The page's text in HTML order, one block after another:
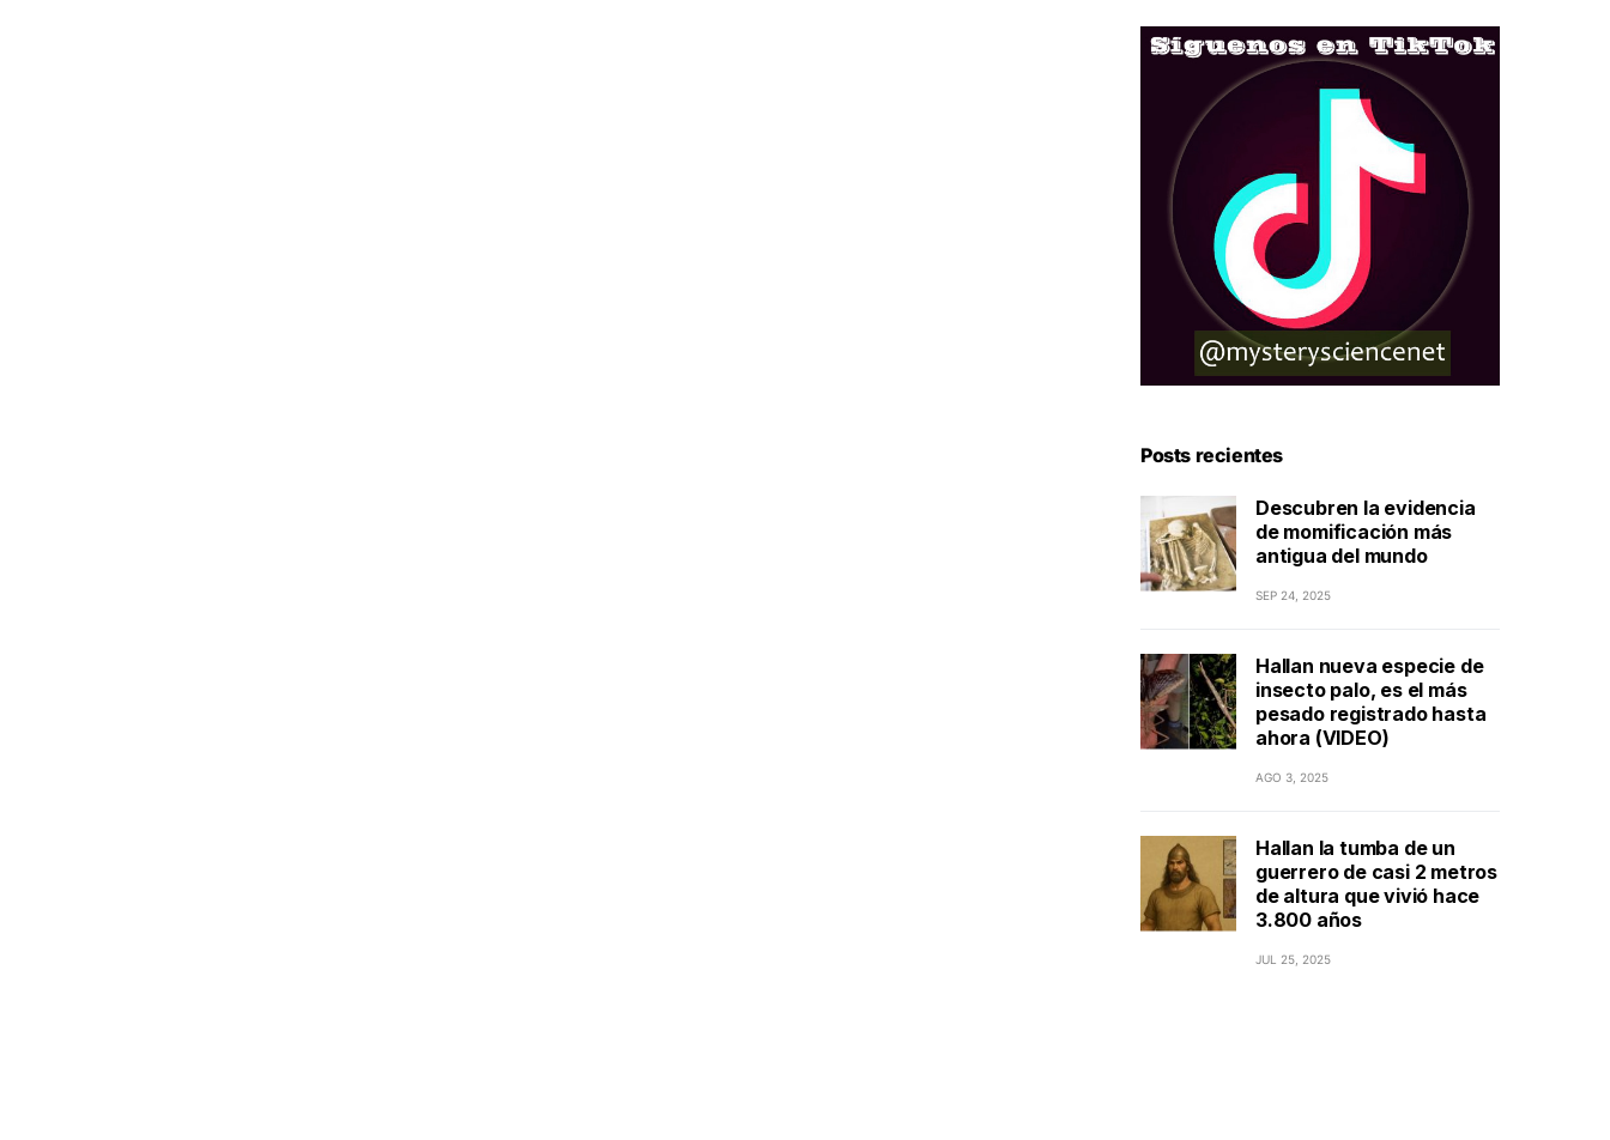
Posts recientes
Descubren la evidencia
de momificación más
antigua del mundo
SEP 24, 2025
Hallan nueva especie de
insecto palo, es el más
pesado registrado hasta
ahora (VIDEO)
AGO 3, 2025
Hallan la tumba de un
guerrero de casi 2 metros
de altura que vivió hace
3.800 años
JUL 25, 2025